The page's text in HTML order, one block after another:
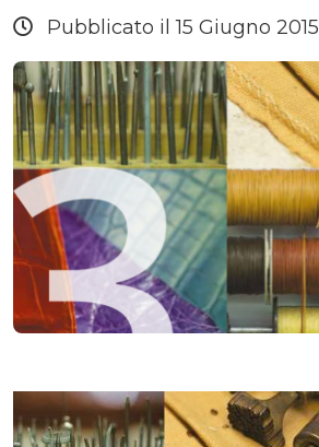
Pubblicato il 15 Giugno 2015